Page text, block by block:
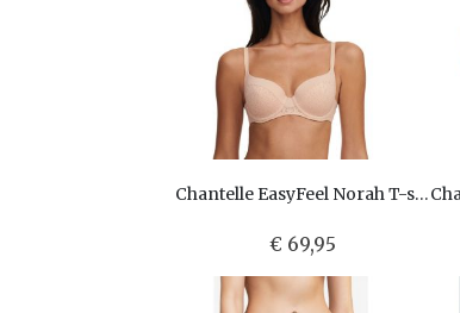
Chantelle EasyFeel Norah T-shirt bh met een voorgevormde cup C13F90
€ 69,95